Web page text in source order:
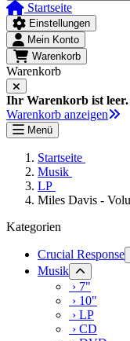
Startseite
Einstellungen
Mein Konto
Warenkorb
Warenkorb
Ihr Warenkorb ist leer.
Warenkorb anzeigen
Menü
Startseite
Musik
LP
Miles Davis -
Kategorien
Crucial Response
Musik
› 7"
› 10"
› LP
› CD